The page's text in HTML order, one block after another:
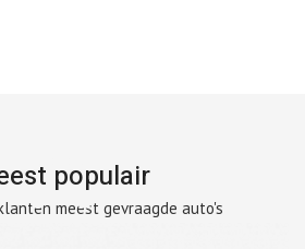
populair
meest gevraagde auto's